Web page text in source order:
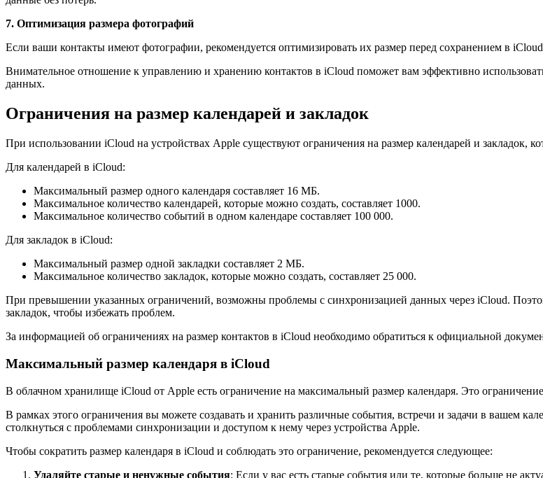
7. Оптимизация размера фотографий
Если ваши контакты имеют фотографии, рекомендуется оптимизировать их размер перед сохранением в
Внимательное отношение к управлению и хранению контактов в iCloud поможет вам эффективно
данных.
Ограничения на размер календарей и закладок
При использовании iCloud на устройствах Apple существуют ограничения на размер календарей и закладок,
Для календарей в iCloud:
Максимальный размер одного календаря составляет 16 МБ.
Максимальное количество календарей, которые можно создать, составляет 1000.
Максимальное количество событий в одном календаре составляет 100 000.
Для закладок в iCloud:
Максимальный размер одной закладки составляет 2 МБ.
Максимальное количество закладок, которые можно создать, составляет 25 000.
При превышении указанных ограничений, возможны проблемы с синхронизацией данных через iCloud.
закладок, чтобы избежать проблем.
За информацией об ограничениях на размер контактов в iCloud необходимо обратиться к официальной
Максимальный размер календаря в iCloud
В облачном хранилище iCloud от Apple есть ограничение на максимальный размер календаря. Это
В рамках этого ограничения вы можете создавать и хранить различные события, встречи и задачи в вашем
столкнуться с проблемами синхронизации и доступом к нему через устройства Apple.
Чтобы сократить размер календаря в iCloud и соблюдать это ограничение, рекомендуется следующее:
Удаляйте старые и ненужные события: Если у вас есть старые события или те, которые больше не